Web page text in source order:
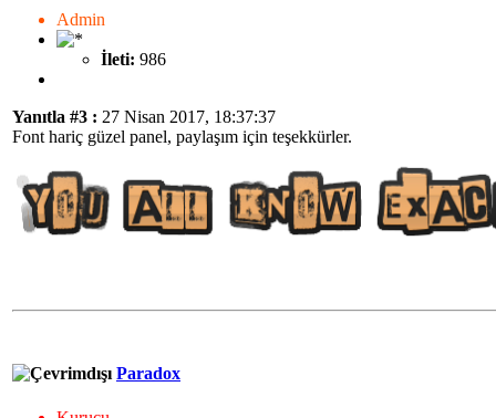
Admin
İleti: 986
Yanıtla #3 : 27 Nisan 2017, 18:37:37
Font hariç güzel panel, paylaşım için teşekkürler.
Paradox